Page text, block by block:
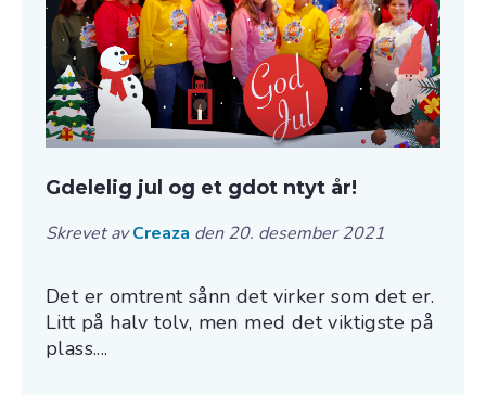
Gdelelig jul og et gdot ntyt år!
Skrevet avCreaza den 20. desember 2021
Det er omtrent sånn det virker som det er.
Litt på halv tolv, men med det viktigste på
plass....